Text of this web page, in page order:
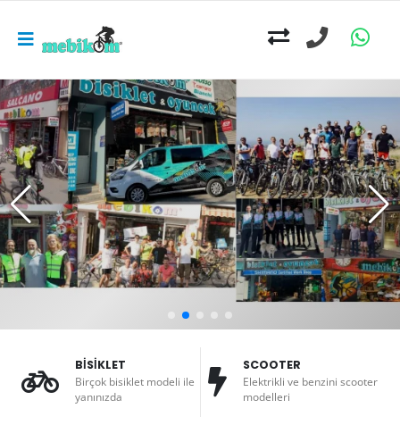
BİSİKLET
Birçok bisiklet modeli ile
yanınızda
SCOOTER
Elektrikli ve benzini scooter
modelleri